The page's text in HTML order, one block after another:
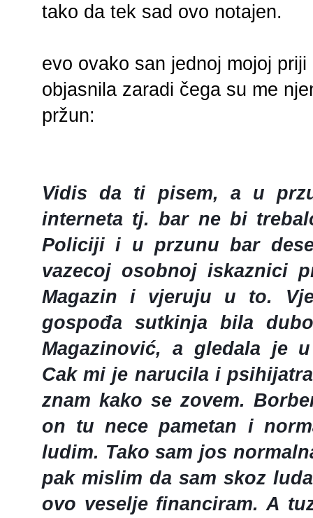
tako da tek sad ovo notajen.
evo ovako san jednoj mojoj
objasnila zaradi čega su me
pržun:
Vidis da ti pisem, a u
interneta tj. bar ne bi
Policiji i u przunu bar
vazecoj osobnoj iskaznici
Magazin i vjeruju u to.
gospođa sutkinja bila
Magazinović, a gledala je
Cak mi je narucila i
znam kako se zovem.
on tu nece pametan i
ludim. Tako sam jos
pak mislim da sam skoz
ovo veselje financiram. A